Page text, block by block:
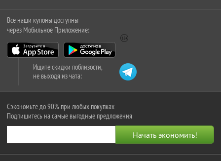
Все наши купоны доступны
через Мобильное Приложение:
Ищите скидки поблизости,
не выходя из чата:
Сэкономьте до 90% при любых покупках
Подпишитесь на самые выгодные предложения